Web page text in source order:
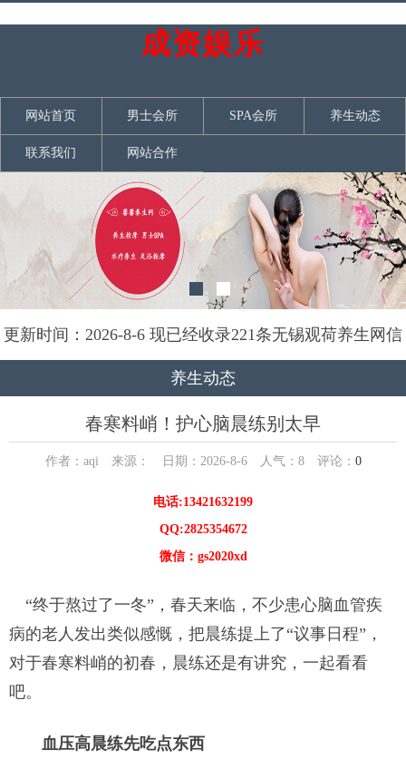
成资娱乐
网站首页 男士会所 SPA会所 养生动态
联系我们 网站合作
更新时间：2026-8-6 现已经收录221条无锡观荷养生网信
息
养生动态
春寒料峭！护心脑晨练别太早
作者：aqi 来源： 日期：2026-8-6 人气： 8评论： 0
电话:13421632199
QQ:2825354672
微信：gs2020xd
“终于熬过了一冬”，春天来临，不少患心脑血管疾
病的老人发出类似感慨，把晨练提上了“议事日程”，
对于春寒料峭的初春，晨练还是有讲究，一起看看
吧。
血压高晨练先吃点东西